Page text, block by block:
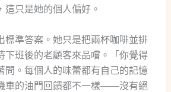
這只是她的個人偏好。
標準答案。她只是把兩杯咖啡並排
下班後的老顧客來品嚐。「你覺得
問。每個人的味蕾都有自己的記憶
車的油門回饋都不一樣——沒有絕